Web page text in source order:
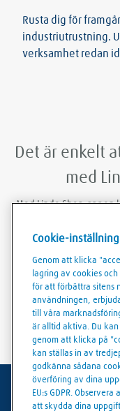
Rusta dig för
industriutrustning.
verksamhet redan
Det är enkelt
med
Med Linde Shop-appen
Du kan vara inloggad,
skapa ordermallar
Cookie-
Genom att klicka
lagring av cookies
för att förbättra sitens
användningen,
till våra
är alltid aktiva. Du
genom att klicka på
kan ställas in av
godkänna sådana
överföring av dina
EU:s GDPR.
att skydda dina